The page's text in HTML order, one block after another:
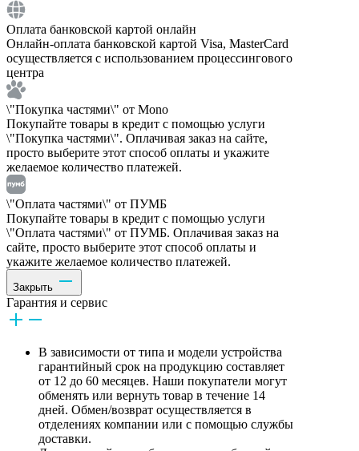
Оплата банковской картой онлайн
Онлайн-оплата банковской картой Visa, MasterCard
осуществляется с использованием процессингового
центра
\"Покупка частями\" от Mono
Покупайте товары в кредит с помощью услуги
\"Покупка частями\". Оплачивая заказ на сайте,
просто выберите этот способ оплаты и укажите
желаемое количество платежей.
\"Оплата частями\" от ПУМБ
Покупайте товары в кредит с помощью услуги
\"Оплата частями\" от ПУМБ. Оплачивая заказ на
сайте, просто выберите этот способ оплаты и
укажите желаемое количество платежей.
Закрыть
Гарантия и сервис
В зависимости от типа и модели устройства
гарантийный срок на продукцию составляет
от 12 до 60 месяцев. Наши покупатели могут
обменять или вернуть товар в течение 14
дней. Обмен/возврат осуществляется в
отделениях компании или с помощью службы
доставки.